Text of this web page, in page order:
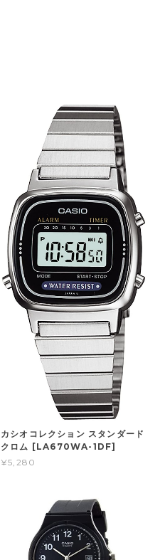
カシオコレクション スタンダード
クロム [LA670WA-1DF]
¥5,280